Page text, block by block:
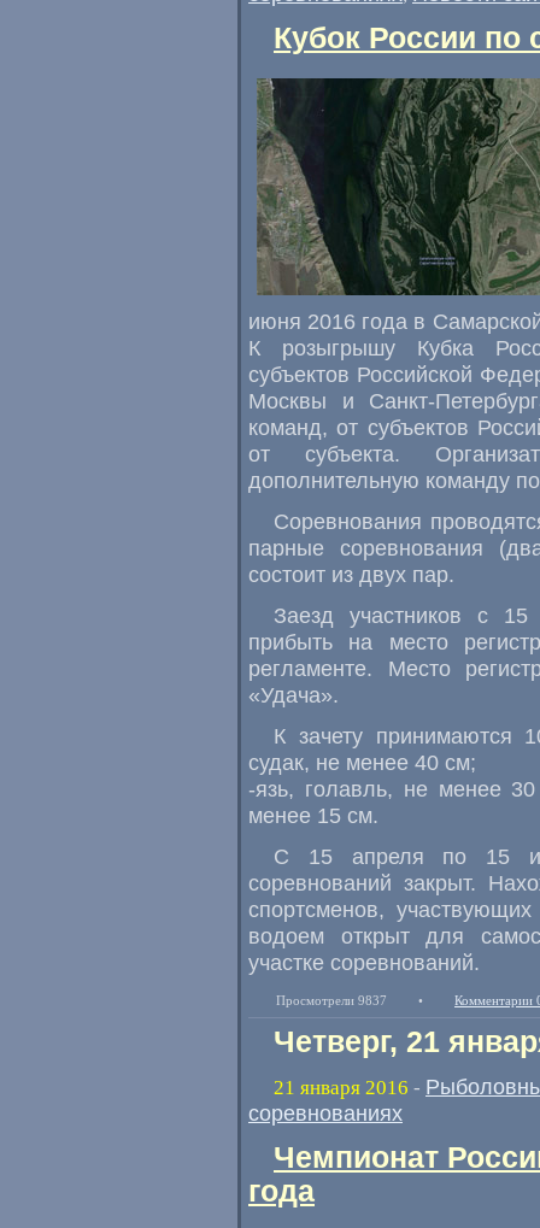
Кубок России по
июня 2016 года в
К розыгрышу Кубка
субъектов Российской
Москвы и Санкт-
команд, от субъектов
от субъекта.
дополнительную команду
Соревнования
парные соревнования
состоит из двух пар.
Заезд участников с
прибыть на место
регламенте. Место
«Удача».
К зачету принимаются
судак, не менее 40 см;
-язь, голавль, не менее
менее 15 см.
С 15 апреля по 15
соревнований закрыт.
спортсменов,
водоем открыт для
участке соревнований.
Просмотрели 9837 • Комментарии
Четверг, 21
21 января 2016 -
соревнованиях
Чемпионат
года